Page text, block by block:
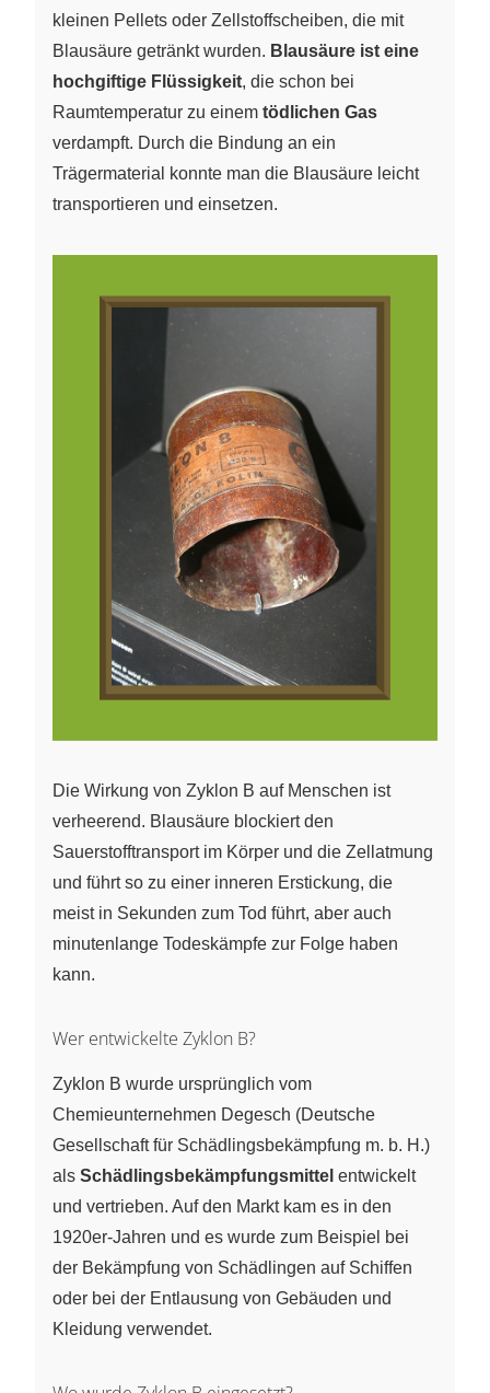
kleinen Pellets oder Zellstoffscheiben, die mit
Blausäure getränkt wurden. Blausäure ist eine
hochgiftige Flüssigkeit, die schon bei
Raumtemperatur zu einem tödlichen Gas
verdampft. Durch die Bindung an ein
Trägermaterial konnte man die Blausäure leicht
transportieren und einsetzen.
Die Wirkung von Zyklon B auf Menschen ist
verheerend. Blausäure blockiert den
Sauerstofftransport im Körper und die Zellatmung
und führt so zu einer inneren Erstickung, die
meist in Sekunden zum Tod führt, aber auch
minutenlange Todeskämpfe zur Folge haben
kann.
Wer entwickelte Zyklon B?
Zyklon B wurde ursprünglich vom
Chemieunternehmen Degesch (Deutsche
Gesellschaft für Schädlingsbekämpfung m. b. H.)
als Schädlingsbekämpfungsmittel entwickelt
und vertrieben. Auf den Markt kam es in den
1920er-Jahren und es wurde zum Beispiel bei
der Bekämpfung von Schädlingen auf Schiffen
oder bei der Entlausung von Gebäuden und
Kleidung verwendet.